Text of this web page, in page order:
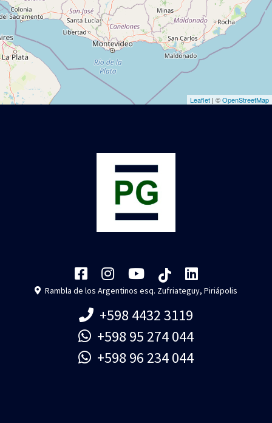
Leaflet | ©OpenStreetMap
Rambla de los Argentinos esq. Zufriateguy, Piriápolis
+598 4432 3119
+598 95 274 044
+598 96 234 044